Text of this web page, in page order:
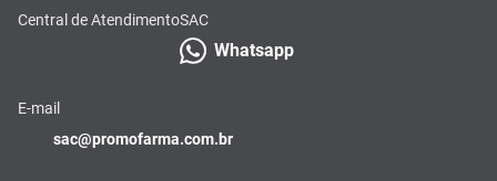
Central de AtendimentoSAC
Whatsapp
E-mail
sac@promofarma.com.br